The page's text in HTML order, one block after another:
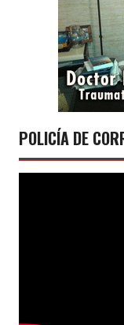
POLICÍA DE